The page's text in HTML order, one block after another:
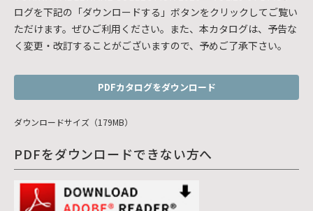
ログを下記の「ダウンロードする」ボタンをクリックしてご覧い
ただけます。ぜひご利用ください。また、本カタログは、予告な
く変更・改訂することがございますので、予めご了承下さい。
PDFカタログをダウンロード
ダウンロードサイズ（179MB）
PDFをダウンロードできない方へ